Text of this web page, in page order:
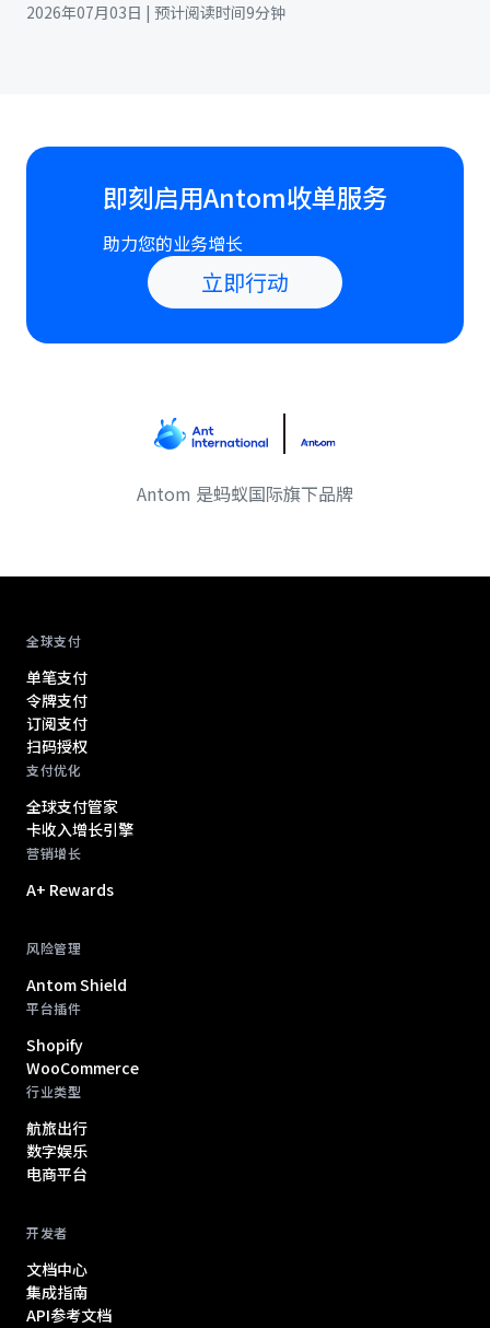
2026年07月03日 | 预计阅读时间9分钟
即刻启用Antom收单服务
助力您的业务增长
立即行动
Antom 是蚂蚁国际旗下品牌
全球支付
单笔支付
令牌支付
订阅支付
扫码授权
支付优化
全球支付管家
卡收入增长引擎
营销增长
A+ Rewards
风险管理
Antom Shield
平台插件
Shopify
WooCommerce
行业类型
航旅出行
数字娱乐
电商平台
开发者
文档中心
集成指南
API参考文档